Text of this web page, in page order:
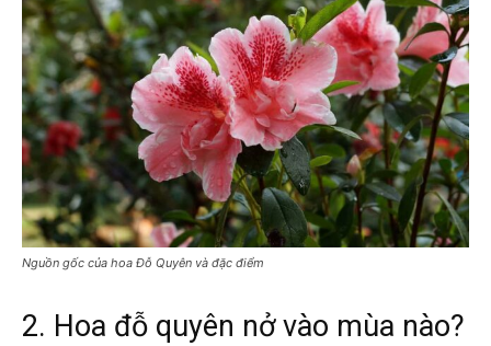
Nguồn gốc của hoa Đỗ Quyên và đặc điểm
2. Hoa đỗ quyên nở vào mùa nào?